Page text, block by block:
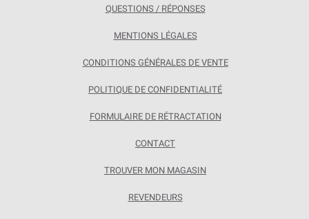
QUESTIONS / RÉPONSES
MENTIONS LÉGALES
CONDITIONS GÉNÉRALES DE VENTE
POLITIQUE DE CONFIDENTIALITÉ
FORMULAIRE DE RÉTRACTATION
CONTACT
TROUVER MON MAGASIN
REVENDEURS